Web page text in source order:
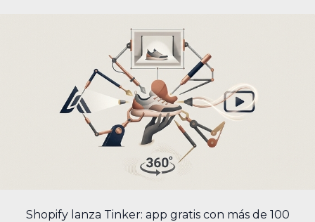
Shopify lanza Tinker: app gratis con más de 100